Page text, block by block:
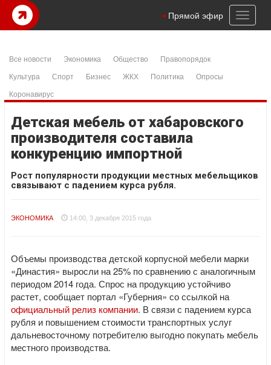
Toggle
Прямой эфир
Все новости Экономика Общество
Правопорядок
Культура
Спорт Бизнес ЖКХ Политика
Опросы
Коронавирус
Детская мебель от хабаровского
производителя составила
конкуренцию импортной
Рост популярности продукции местных мебельщиков
связывают с падением курса рубля.
ЭКОНОМИКА 14:00, 3 декабря 2015 года
Объемы производства детской корпусной мебели марки
«Династия» выросли на 25% по сравнению с аналогичным
периодом 2014 года. Спрос на продукцию устойчиво
растет, сообщает портал «Губерния» со ссылкой на
официальный релиз компании. В связи с падением курса
рубля и повышением стоимости транспортных услуг
дальневосточному потребителю выгодно покупать мебель
местного производства.